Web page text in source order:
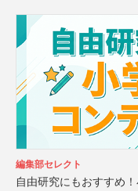
編集部セレクト
自由研究にもおすすめ